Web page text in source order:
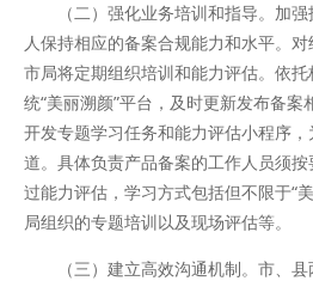
（二）强化业务培训和指导。加
人保持相应的备案合规能力和水平。对
市局将定期组织培训和能力评估。依
统“美丽溯颜”平台，及时更新发布备
开发专题学习任务和能力评估小程序
道。具体负责产品备案的工作人员须
过能力评估，学习方式包括但不限于“
局组织的专题培训以及现场评估等。
（三）建立高效沟通机制。市、